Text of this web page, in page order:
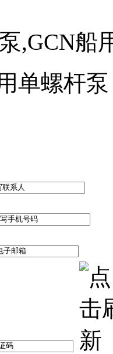
,GCN船
单螺杆泵